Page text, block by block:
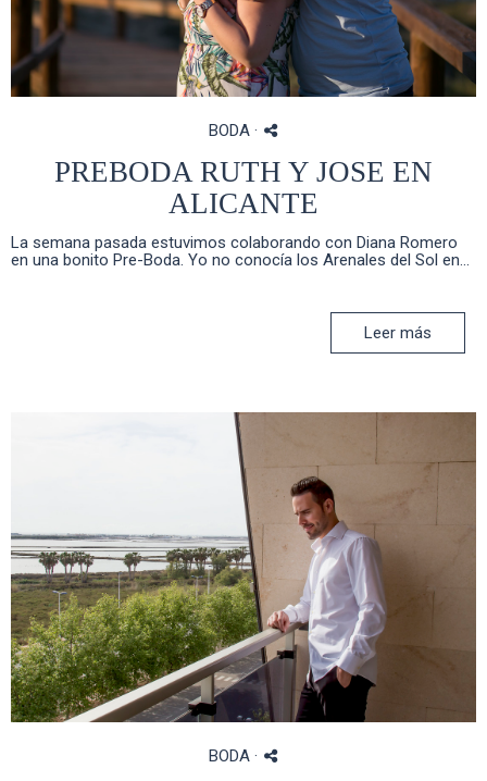
BODA·
PREBODA RUTH Y JOSE EN
ALICANTE
La semana pasada estuvimos colaborando con Diana Romero
en una bonito Pre-Boda. Yo no conocía los Arenales del Sol en...
Leer más
BODA·